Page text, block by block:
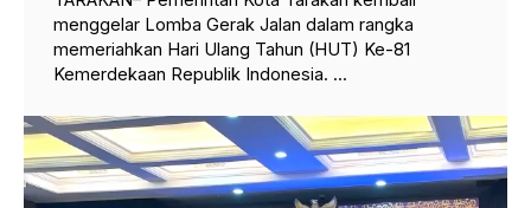
menggelar Lomba Gerak Jalan dalam rangka
memeriahkan Hari Ulang Tahun (HUT) Ke-81
Kemerdekaan Republik Indonesia. ...